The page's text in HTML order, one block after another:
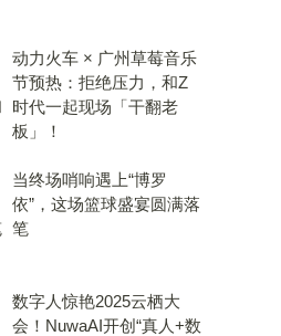
动力火车 × 广州草莓音乐
节预热：拒绝压力，和Z
时代一起现场「干翻老
板」！
当终场哨响遇上“博罗
依”，这场篮球盛宴圆满落
笔
数字人惊艳2025云栖大
会！NuwaAI开创“真人+数